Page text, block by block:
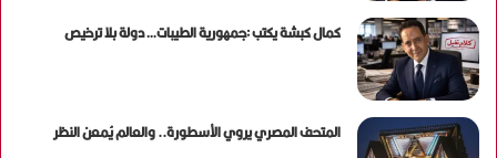
كمال كبشة يكتب :جمهورية الطيبات… دولة بلا ترخيص
المتحف المصري يروي الأسطورة.. والعالم يُمعن النظر